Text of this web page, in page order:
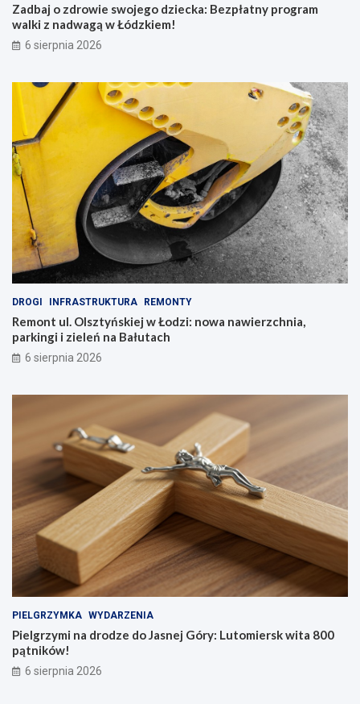
Zadbaj o zdrowie swojego dziecka: Bezpłatny program
walki z nadwagą w Łódzkiem!
6 sierpnia 2026
DROGI INFRASTRUKTURA REMONTY
Remont ul. Olsztyńskiej w Łodzi: nowa nawierzchnia,
parkingi i zieleń na Bałutach
6 sierpnia 2026
PIELGRZYMKA WYDARZENIA
Pielgrzymi na drodze do Jasnej Góry: Lutomiersk wita 800
pątników!
6 sierpnia 2026